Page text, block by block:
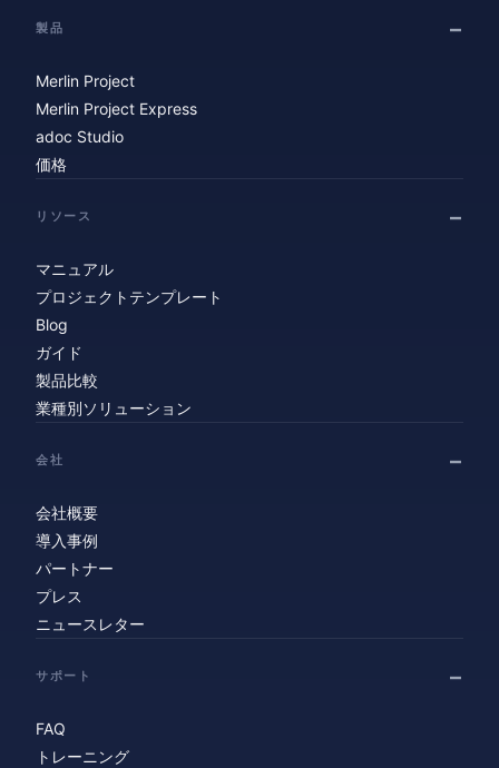
製品
Merlin Project
Merlin Project Express
adoc Studio
価格
リソース
マニュアル
プロジェクトテンプレート
Blog
ガイド
製品比較
業種別ソリューション
会社
会社概要
導入事例
パートナー
プレス
ニュースレター
サポート
FAQ
トレーニング